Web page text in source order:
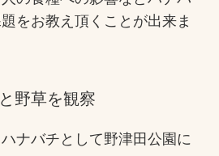
をお教え頂くことが出来ま
野草を観察
ナバチとして野津田公園に